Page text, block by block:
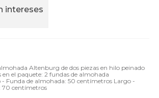
intereses
Altenburg de dos piezas en hilo peinado
el paquete: 2 fundas de almohada
- Funda de almohada: 50 centímetros Largo -
70 centímetros